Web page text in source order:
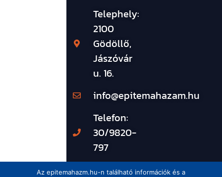
Telephely:
2100
Gödöllő,
Jászóvár
u. 16.
info@epitemahazam.hu
Telefon:
30/9820-
797
Az epitemahazm.hu-n található információk és a